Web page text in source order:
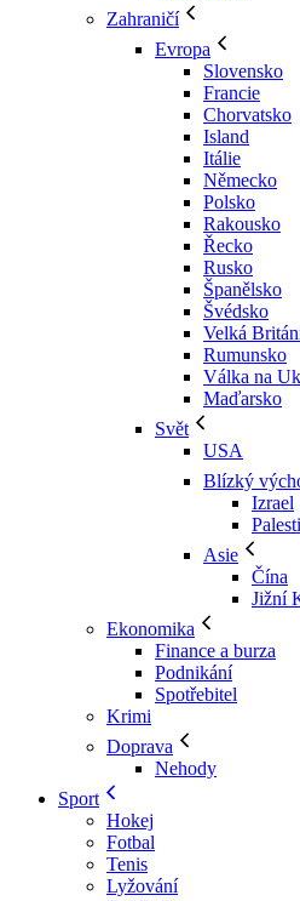
Zahraničí
Evropa
Slovensko
Francie
Chorvatsko
Island
Itálie
Německo
Polsko
Rakousko
Řecko
Rusko
Španělsko
Švédsko
Velká
Rumunsko
Válka na
Maďarsko
Svět
USA
Blízký
Izrael
Asie
Čína
Jižní
Ekonomika
Finance a burza
Podnikání
Spotřebitel
Krimi
Doprava
Nehody
Sport
Hokej
Fotbal
Tenis
Lyžování